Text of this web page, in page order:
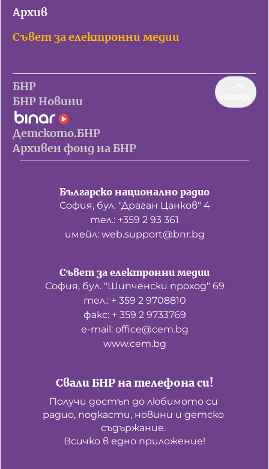
Архив
Съвет за електронни медии
БНР
БНР Новини
Детското.БНР
Архивен фонд на БНР
Българско национално радио
София, бул. "Драган Цанков" 4
тел.: +359 2 93 361
имейл: web.support@bnr.bg
Свали БНР на телефона си!
Получи достъп до любимото си
радио, подкасти, новини и детско
съдържание.
Всичко в едно приложение!
Съвет за електронни медии
София, бул. "Шипченски проход" 69
тел.: + 359 2 9708810
факс: + 359 2 9733769
е-mail: office@cem.bg
www.cem.bg